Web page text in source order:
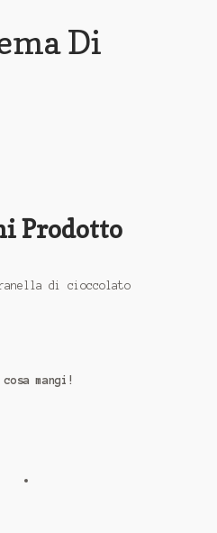
Di
Prodotto
di cioccolato
mangi!